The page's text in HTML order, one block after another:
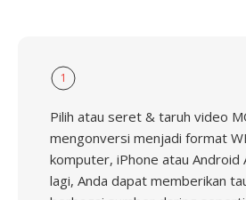
1
Pilih atau seret & taruh video
mengonversi menjadi format
komputer, iPhone atau Android
lagi, Anda dapat memberikan